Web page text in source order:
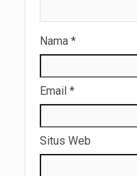
Nama *
Email *
Situs Web